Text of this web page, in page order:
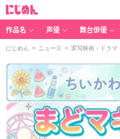
作品名 声優 舞台俳優
にじめん > ニュース > 実写映画・ドラマ